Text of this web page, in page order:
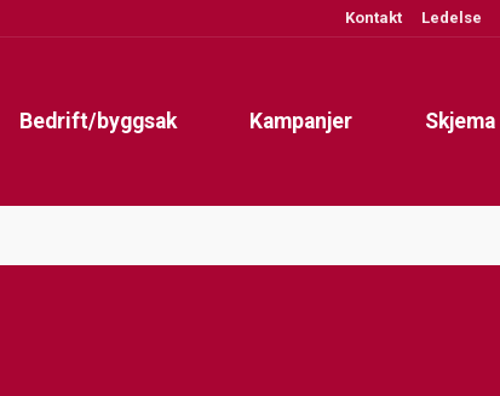
Kontakt Ledelse
Bedrift/byggsak Kampanjer Skjema